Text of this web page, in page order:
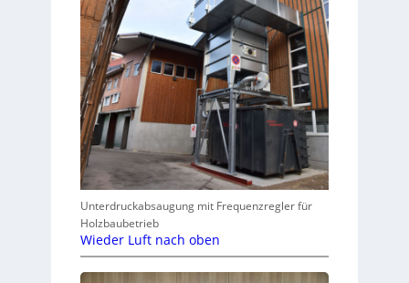
Unterdruckabsaugung mit Frequenzregler für
Holzbaubetrieb
Wieder Luft nach oben